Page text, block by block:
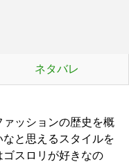
ネタバレ
ッションの歴史を概
と思えるスタイルを
スロリが好きなの